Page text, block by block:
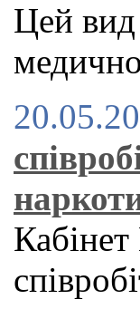
Цей вид